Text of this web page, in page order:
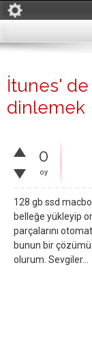
İtunes'
dinlemek
0
oy
128 gb ssd
belleğe yükleyip
parçalarını
bunun bir çözümü
olurum. Sevgiler...